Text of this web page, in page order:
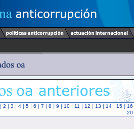
| 2 | 3 | 4 | 5 | 6 | 7 | 8 | 9 | 10 | 11 | 12 | 13 | 14 | 15 | 16
20